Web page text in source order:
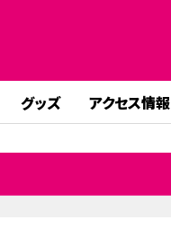
グッズ アクセス情報